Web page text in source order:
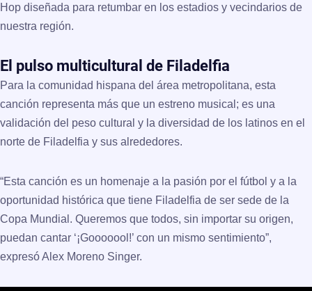
Hop diseñada para retumbar en los estadios y vecindarios de
nuestra región.
El pulso multicultural de Filadelfia
Para la comunidad hispana del área metropolitana, esta
canción representa más que un estreno musical; es una
validación del peso cultural y la diversidad de los latinos en el
norte de Filadelfia y sus alrededores.
“Esta canción es un homenaje a la pasión por el fútbol y a la
oportunidad histórica que tiene Filadelfia de ser sede de la
Copa Mundial. Queremos que todos, sin importar su origen,
puedan cantar ‘¡Gooooool!’ con un mismo sentimiento”,
expresó Alex Moreno Singer.